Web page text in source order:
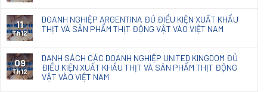
loại
chế
nấm
mốc
11
Th12
DOANH NGHIỆP ARGENTINA ĐỦ ĐIỀU KIỆN XUẤT KHẨU
THỊT VÀ SẢN PHẨM THỊT ĐỘNG VẬT VÀO VIỆT NAM
09
Th12
DANH SÁCH CÁC DOANH NGHIỆP UNITED KINGDOM ĐỦ
ĐIỀU KIỆN XUẤT KHẨU THỊT VÀ SẢN PHẨM THỊT ĐỘNG
VẬT VÀO VIỆT NAM